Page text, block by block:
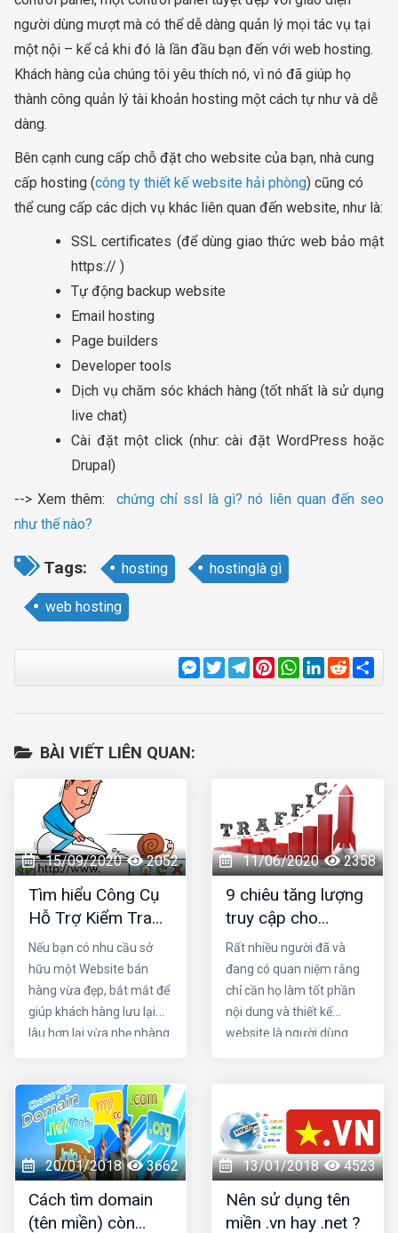
người dùng mượt mà có thể dễ dàng quản lý mọi tác vụ tại
một nội – kể cả khi đó là lần đầu bạn đến với web hosting.
Khách hàng của chúng tôi yêu thích nó, vì nó đã giúp họ
thành công quản lý tài khoản hosting một cách tự như và dễ
dàng.
Bên cạnh cung cấp chỗ đặt cho website của bạn, nhà cung
cấp hosting (công ty thiết kế website hải phòng) cũng có
thể cung cấp các dịch vụ khác liên quan đến website, như là:
SSL certificates (để dùng giao thức web bảo mật
https:// )
Tự động backup website
Email hosting
Page builders
Developer tools
Dịch vụ chăm sóc khách hàng (tốt nhất là sử dụng
live chat)
Cài đặt một click (như: cài đặt WordPress hoặc
Drupal)
--> Xem thêm: chứng chỉ ssl là gì? nó liên quan đến seo
như thế nào?
Tags: hosting hostinglà gì
web hosting
Messenger
TwitterTelegram
Pinterest
WhatsApp
LinkedIn
Reddit
BÀI VIẾT LIÊN QUAN:
15/09/2020 2052
Tìm hiểu Công Cụ
Hỗ Trợ Kiểm Tra
Tốc Độ Website
Bán Hàng Miễn Phí
Nếu bạn có nhu cầu sở
hữu một Website bán
hàng vừa đẹp, bắt mắt để
giúp khách hàng lưu lại
lâu hơn lại vừa nhẹ nhàng
thiết kế Website tại hải
phòng chuyên nghiệp,
chuẩn SEO tại HIG. Chúng
tôi sẽ giúp bạn có được
một Website chuẩn SEO,
với giao diện tinh tế lại thu
hút người dùng.
11/06/2020 2358
9 chiêu tăng lượng
truy cập cho
website
Rất nhiều người đã và
đang có quan niệm rằng
chỉ cần họ làm tốt phần
nội dung và thiết kế
website là người dùng
lượng truy cập cho
website cùng tìm hiểu
nhé
20/01/2018 3662
Cách tìm domain
(tên miền) còn
13/01/2018 4523
Nên sử dụng tên
miền .vn hay .net ?